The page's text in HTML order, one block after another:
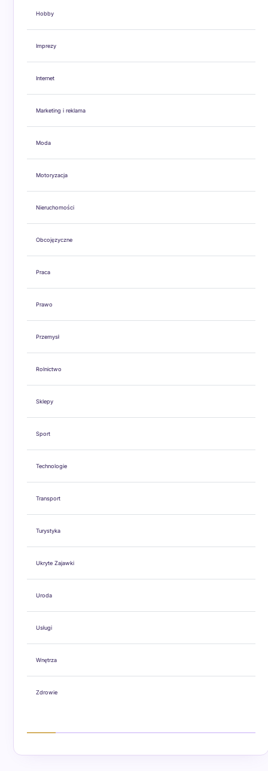
Hobby
Imprezy
Internet
Marketing i reklama
Moda
Motoryzacja
Nieruchomości
Obcojęzyczne
Praca
Prawo
Przemysł
Rolnictwo
Sklepy
Sport
Technologie
Transport
Turystyka
Ukryte Zajawki
Uroda
Usługi
Wnętrza
Zdrowie